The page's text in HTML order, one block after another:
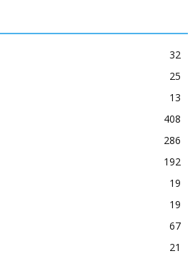
32
25
13
408
286
192
19
19
67
21